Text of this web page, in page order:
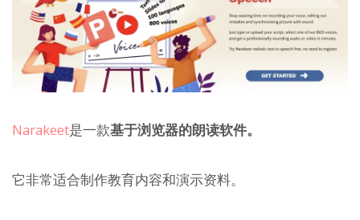
Narakeet是一款基于浏览器的朗读软件。
它非常适合制作教育内容和演示资料。